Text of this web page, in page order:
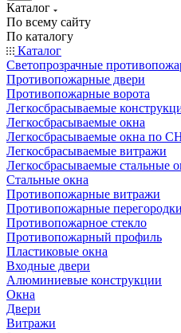
Каталог
По всему сайту
По каталогу
Каталог
Светопрозрачные
Противопожарные двери
Противопожарные ворота
Легкосбрасываемые
Легкосбрасываемые окна
Легкосбрасываемые окна по
Легкосбрасываемые витражи
Легкосбрасываемые стальные
Стальные окна
Противопожарные витражи
Противопожарные перегородки
Противопожарное стекло
Противопожарный профиль
Пластиковые окна
Входные двери
Алюминиевые конструкции
Окна
Двери
Витражи